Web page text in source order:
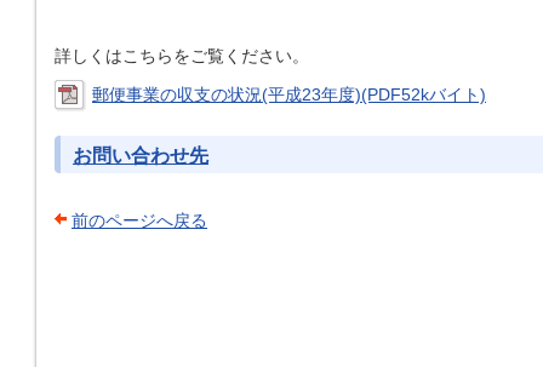
詳しくはこちらをご覧ください。
郵便事業の収支の状況(平成23年度)(PDF52kバイト)
お問い合わせ先
前のページへ戻る